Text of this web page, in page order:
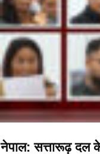
नेपाल: सत्तारूढ़ दल